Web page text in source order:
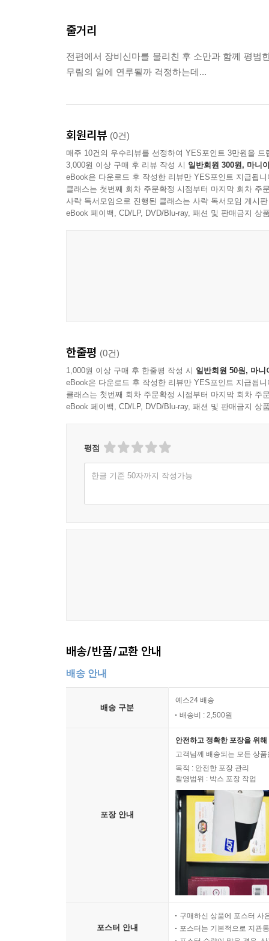
줄거리
전편에서 장비신마를 물리친 후 소만과 함께 평범
무림의 일에 연루될까 걱정하는데...
회원리뷰 (0건)
매주 10건의 우수리뷰를 선정하여 YES포인트 3만원을 드
3,000원 이상 구매 후 리뷰 작성 시 일반회원 300원, 마니
eBook은 다운로드 후 작성한 리뷰만 YES포인트 지급됩니
클래스는 첫번째 회차 주문확정 시점부터 마지막 회차 주
사락 독서모임으로 진행된 클래스는 사락 독서모임 게시
eBook 페이백, CD/LP, DVD/Blu-ray, 패션 및 판매금지 상
한줄평 (0건)
1,000원 이상 구매 후 한줄평 작성 시 일반회원 50원, 마니
eBook은 다운로드 후 작성한 리뷰만 YES포인트 지급됩니
클래스는 첫번째 회차 주문확정 시점부터 마지막 회차 주
eBook 페이백, CD/LP, DVD/Blu-ray, 패션 및 판매금지 상
평점
한글 기준 50자까지 작성가능
배송/반품/교환 안내
배송 안내
배송 구분
예스24 배송
배송비 : 2,500원
포장 안내
안전하고 정확한 포장을 위
고객님께 배송되는 모든 상
목적 : 안전한 포장 관리
촬영범위 : 박스 포장 작업
포스터 안내
구매하신 상품에 포스터 사
포스터는 기본적으로 지관